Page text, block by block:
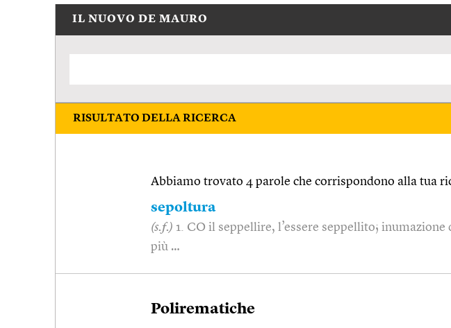
IL NUOVO DE MAURO
RISULTATO DELLA RICERCA
Abbiamo trovato 4 parole che corrispondono alla tua
sepoltura
(s.f.) 1. CO il seppellire, l’essere seppellito; inumazione
più …
Polirematiche